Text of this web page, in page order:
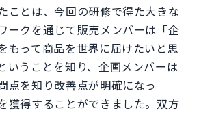
ことは、今回の研修で得た大きな
ークを通じて販売メンバーは「企
もって商品を世界に届けたいと思
いうことを知り、企画メンバーは
点を知り改善点が明確になっ
獲得することができました。双方